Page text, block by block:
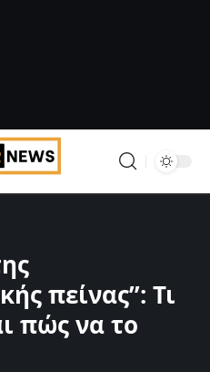
πείνας”: Τι
πώς να το